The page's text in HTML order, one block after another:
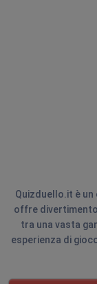
Quizduello.it è
offre
tra una vasta
esperienza di